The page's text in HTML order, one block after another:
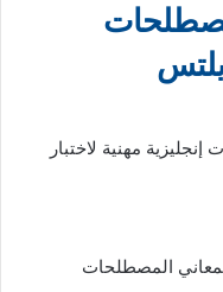
مصطلحات
المصطلحات